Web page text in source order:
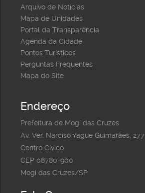
Arquivo de Notícias
Mapa de Unidades
Portal da Transparência
Agenda da Cidade
Pontos Turísticos
Perguntas Frequentes
Mapa do Site
Endereço
Prefeitura de Mogi das Cruzes
Av. Ver. Narciso Yague Guimarães, 277
Centro Cívico
CEP 08780-900
Mogi das Cruzes/SP